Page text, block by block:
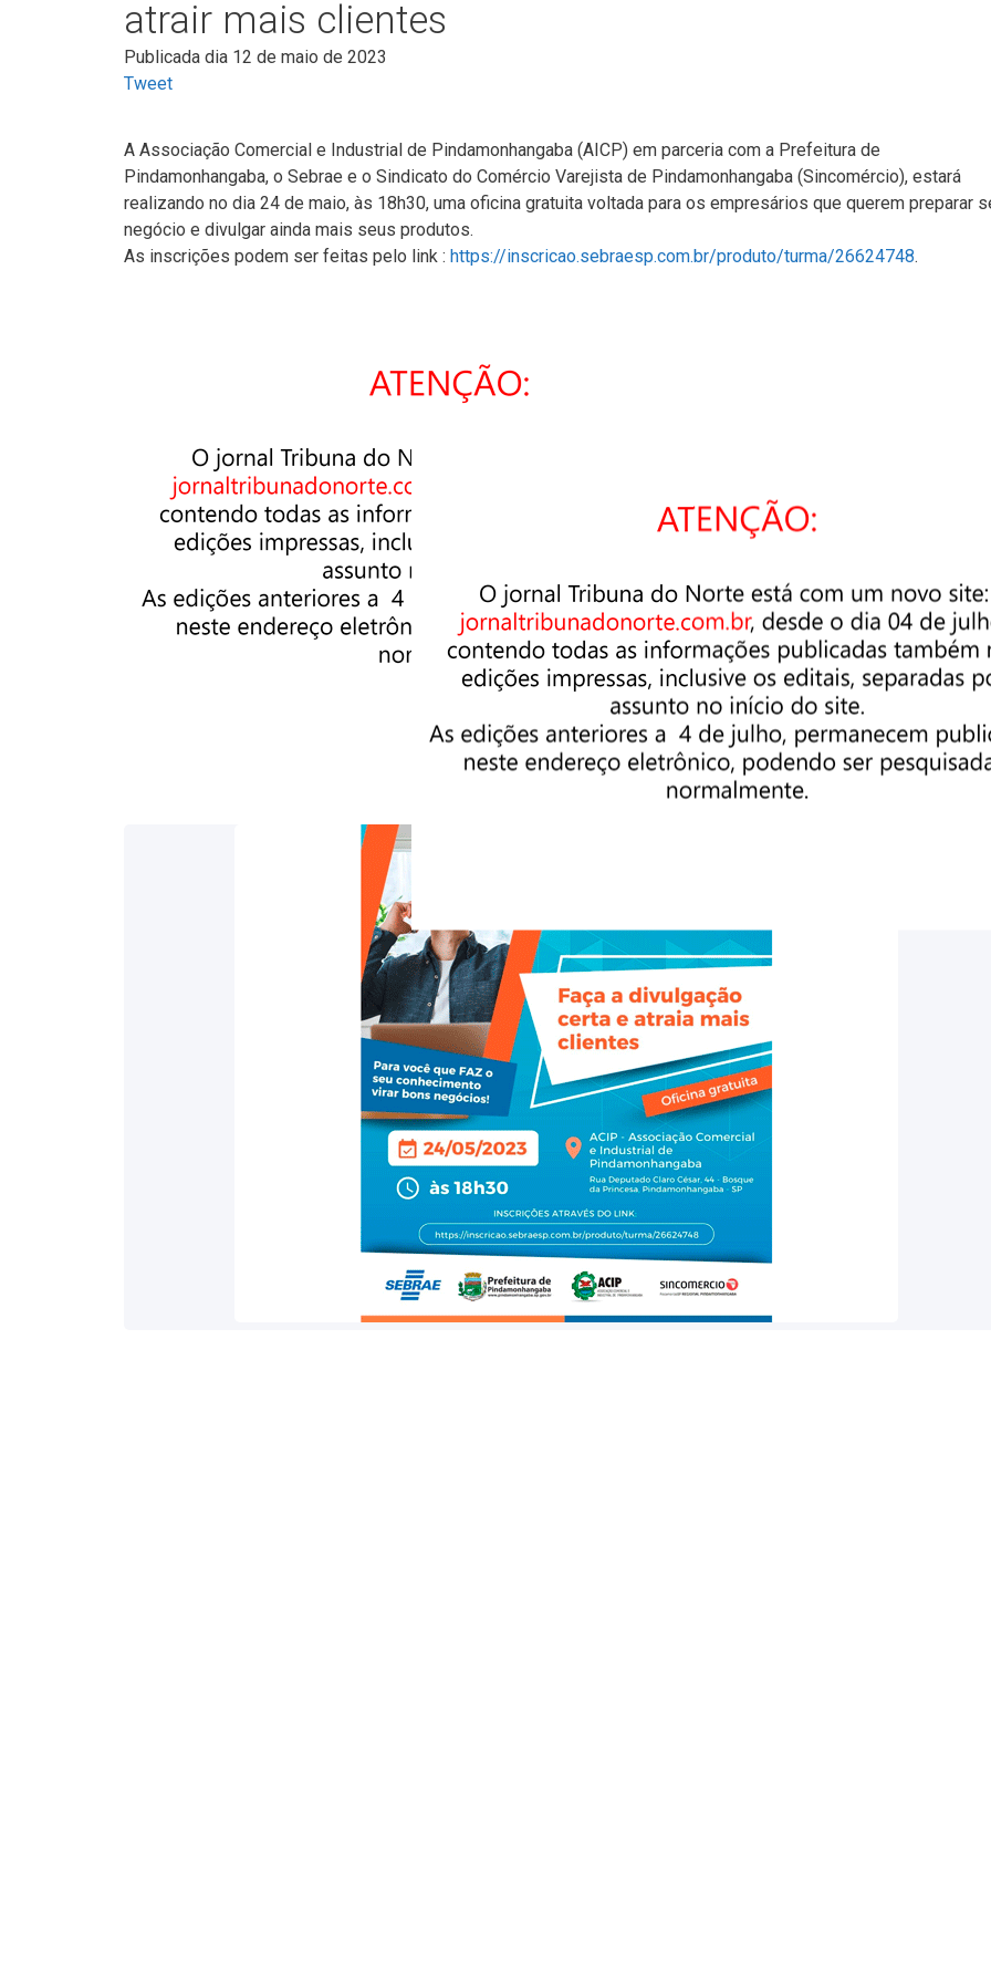
atrair mais clientes
Publicada dia 12 de maio de 2023
Tweet
A Associação Comercial e Industrial de Pindamonhangaba (AICP) em parceria com a Prefeitura de
Pindamonhangaba, o Sebrae e o Sindicato do Comércio Varejista de Pindamonhangaba (Sincomércio), estará
realizando no dia 24 de maio, às 18h30, uma oficina gratuita voltada para os empresários que querem preparar
negócio e divulgar ainda mais seus produtos.
As inscrições podem ser feitas pelo link : https://inscricao.sebraesp.com.br/produto/turma/26624748.